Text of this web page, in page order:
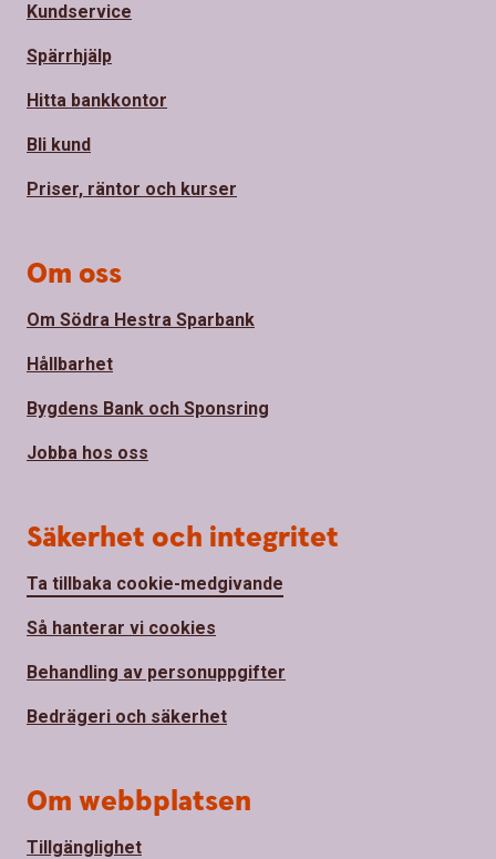
Kundservice
Spärrhjälp
Hitta bankkontor
Bli kund
Priser, räntor och kurser
Om oss
Om Södra Hestra Sparbank
Hållbarhet
Bygdens Bank och Sponsring
Jobba hos oss
Säkerhet och integritet
Ta tillbaka cookie-medgivande
Så hanterar vi cookies
Behandling av personuppgifter
Bedrägeri och säkerhet
Om webbplatsen
Tillgänglighet